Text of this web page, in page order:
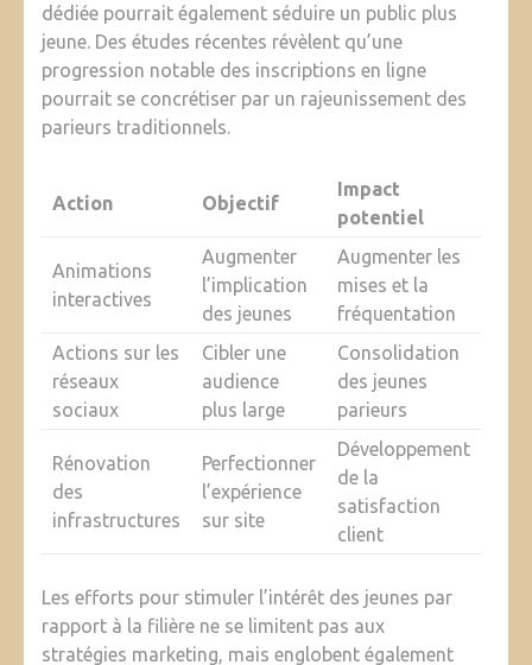
dédiée pourrait également séduire un public plus
jeune. Des études récentes révèlent qu’une
progression notable des inscriptions en ligne
pourrait se concrétiser par un rajeunissement des
parieurs traditionnels.
Action Objectif
Impact
potentiel
Animations
interactives
Augmenter
l’implication
des jeunes
Augmenter les
mises et la
fréquentation
Actions sur les
réseaux
sociaux
Cibler une
audience
plus large
Consolidation
des jeunes
parieurs
Rénovation
des
infrastructures
Perfectionner
l’expérience
sur site
Développement
de la
satisfaction
client
Les efforts pour stimuler l’intérêt des jeunes par
rapport à la filière ne se limitent pas aux
stratégies marketing, mais englobent également